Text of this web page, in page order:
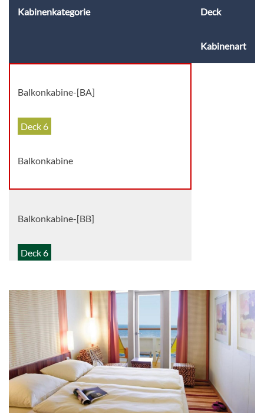
Kabinenkategorie Deck
Kabinenart
Balkonkabine-[BA]
Deck 6
Balkonkabine
Balkonkabine-[BB]
Deck 6
Panorama-Balkonkabine-[BP]
Deck 12